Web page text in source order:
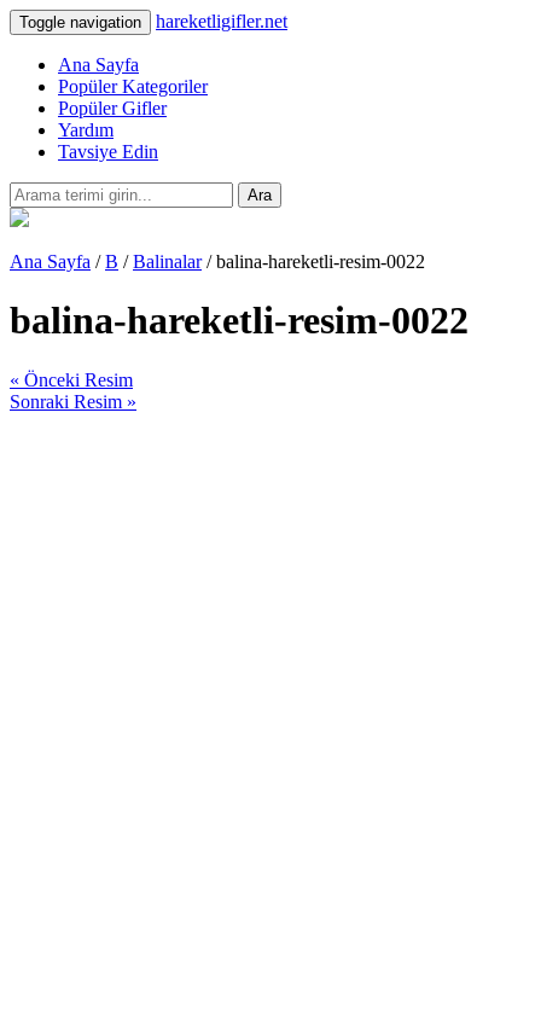
Toggle navigation hareketligifler.net
Ana Sayfa
Popüler Kategoriler
Popüler Gifler
Yardım
Tavsiye Edin
Ara
Ana Sayfa /B /Balinalar/ balina-hareketli-resim-0022
balina-hareketli-resim-0022
« Önceki Resim
Sonraki Resim »